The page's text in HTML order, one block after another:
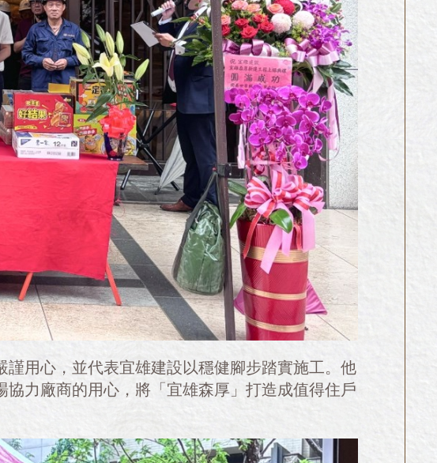
用心，並代表宜雄建設以穩健腳步踏實施工。他
力廠商的用心，將「宜雄森厚」打造成值得住戶